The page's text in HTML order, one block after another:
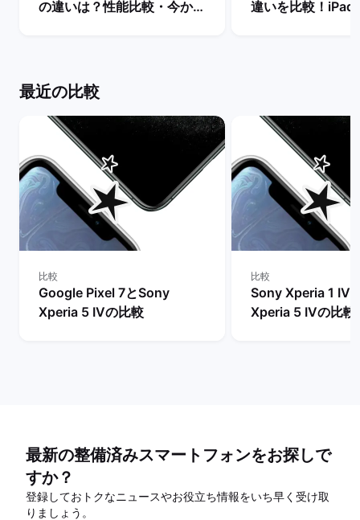
の違いは？性能比較・今から
違いを比較！iPad
最近の比較
比較
Google Pixel 7とSony
Xperia 5 IVの比較
比較
Sony Xperia 1 IV
Xperia 5 IVの比較
最新の整備済みスマートフォンをお探しで
すか？
登録しておトクなニュースやお役立ち情報をいち早く受け取
りましょう。